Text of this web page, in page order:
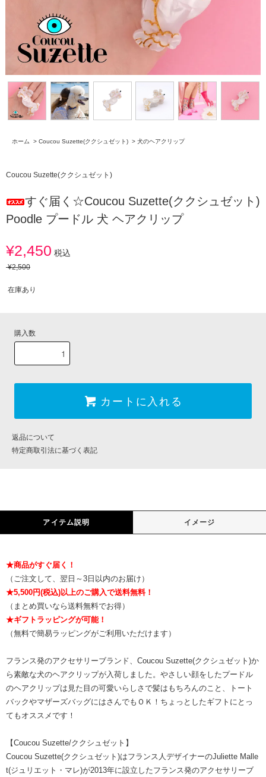
ホーム > Coucou Suzette(ククシュゼット) > 犬のヘアクリップ
Coucou Suzette(ククシュゼット)
すぐ届く☆Coucou Suzette(ククシュゼット)
Poodle プードル 犬 ヘアクリップ
¥2,450 税込
¥2,500
在庫あり
購入数
カートに入れる
返品について
特定商取引法に基づく表記
アイテム説明 イメージ
★商品がすぐ届く！
（ご注文して、翌日～3日以内のお届け）
★5,500円(税込)以上のご購入で送料無料！
（まとめ買いなら送料無料でお得）
★ギフトラッピングが可能！
（無料で簡易ラッピングがご利用いただけます）
フランス発のアクセサリーブランド、Coucou Suzette(ククシュゼット)か
ら素敵な犬のヘアクリップが入荷しました。やさしい顔をしたプードル
のヘアクリップは見た目の可愛いらしさで髪はもちろんのこと、トート
バックやマザーズバッグにはさんでもＯＫ！ちょっとしたギフトにとっ
てもオススメです！
【Coucou Suzette/ククシュゼット】
Coucou Suzette(ククシュゼット)はフランス人デザイナーのJuliette Malle
t(ジュリエット・マレ)が2013年に設立したフランス発のアクセサリーブ